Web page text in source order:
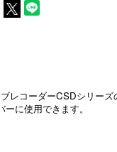
レコーダーCSDシリーズ
に使用できます。